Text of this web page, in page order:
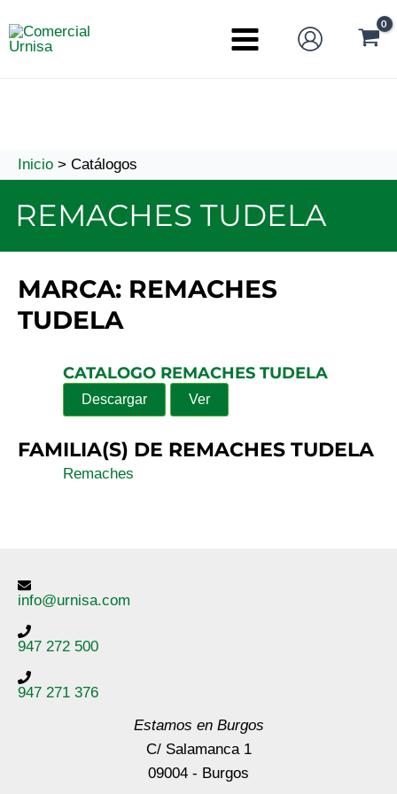
al
Main
Inicio Catálogos
REMACHES TUDELA
MARCA: REMACHES
TUDELA
CATALOGO REMACHES TUDELA
Descargar Ver
FAMILIA(S) DE REMACHES TUDELA
Remaches
info@urnisa.com
947 272 500
947 271 376
Estamos en Burgos
C/ Salamanca 1
09004 - Burgos